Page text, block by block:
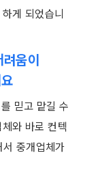
게 되었습니
움이
믿고 맡길 수
와 바로 컨텍
중개업체가